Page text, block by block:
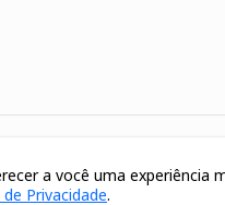
a você uma experiência
Privacidade.